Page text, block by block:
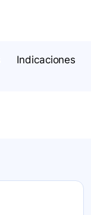
Indicaciones